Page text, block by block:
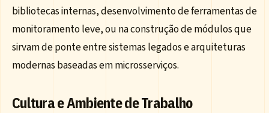
bibliotecas internas, desenvolvimento de ferramentas de
monitoramento leve, ou na construção de módulos que
sirvam de ponte entre sistemas legados e arquiteturas
modernas baseadas em microsserviços.
Cultura e Ambiente de Trabalho